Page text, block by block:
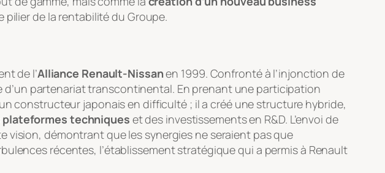
pilier de la rentabilité du Groupe.
de l’Alliance Renault-Nissanen 1999. Confronté à l’injonction de
d’un partenariat transcontinental. En prenant une participation
constructeur japonais en difficulté ; il a créé une structure hybride,
techniques et des investissements en R&D. L’envoi de
démontrant que les synergies ne seraient pas que
récentes, l’établissement stratégique qui a permis à Renault